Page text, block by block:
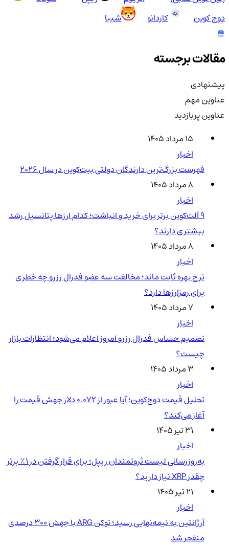
دوج کوین
کاردانو شیبا
مقالات برجسته
پیشنهادی
عناوین مهم
عناوین پربازدید
۱۵ مرداد ۱۴۰۵
اخبار
فهرست بزرگ‌ترین دارندگان دولتی بیت‌کوین در سال 2026
۸ مرداد ۱۴۰۵
اخبار
۹ آلت‌کوین برتر برای خرید و انباشت؛ کدام ارزها پتانسیل رشد
بیشتری دارند؟
۸ مرداد ۱۴۰۵
اخبار
نرخ بهره ثابت ماند؛ مخالفت سه عضو فدرال رزرو چه خطری
برای رمزارزها دارد؟
۷ مرداد ۱۴۰۵
اخبار
تصمیم حساس فدرال رزرو امروز اعلام می‌شود؛ انتظارات بازار
چیست؟
۳ مرداد ۱۴۰۵
اخبار
تحلیل قیمت دوج‌کوین؛ آیا عبور از ۰.۰۷۲ دلار جهش قیمت را
آغاز می‌کند؟
۳۱ تیر ۱۴۰۵
اخبار
به‌روزرسانی لیست ثروتمندان ریپل؛ برای قرار گرفتن در ۱٪ برتر
چقدر XRP نیاز دارید؟
۲۱ تیر ۱۴۰۵
اخبار
آرژانتین به نیمه‌نهایی رسید؛ توکن ARG با جهش ۳۰۰ درصدی
منفجر شد